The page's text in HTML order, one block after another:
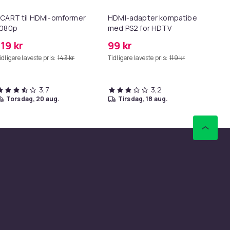
til HDMI-omformer
kr
laveste pris: 143 kr
3,7
torsdag, 20 aug.
HDMI-adapter kompatibel
med PS2 for HDTV
99 kr
Tidligere laveste pris: 119 kr
3,2
tirsdag, 18 aug.